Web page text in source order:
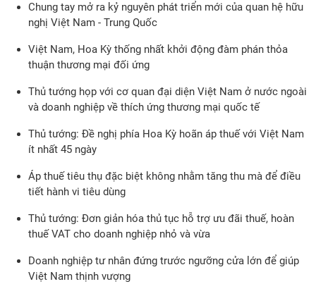
Chung tay mở ra kỷ nguyên phát triển mới của quan hệ hữu
nghị Việt Nam - Trung Quốc
Việt Nam, Hoa Kỳ thống nhất khởi động đàm phán thỏa
thuận thương mại đối ứng
Thủ tướng họp với cơ quan đại diện Việt Nam ở nước ngoài
và doanh nghiệp về thích ứng thương mại quốc tế
Thủ tướng: Đề nghị phía Hoa Kỳ hoãn áp thuế với Việt Nam
ít nhất 45 ngày
Áp thuế tiêu thụ đặc biệt không nhằm tăng thu mà để điều
tiết hành vi tiêu dùng
Thủ tướng: Đơn giản hóa thủ tục hỗ trợ ưu đãi thuế, hoàn
thuế VAT cho doanh nghiệp nhỏ và vừa
Doanh nghiệp tư nhân đứng trước ngưỡng cửa lớn để giúp
Việt Nam thịnh vượng